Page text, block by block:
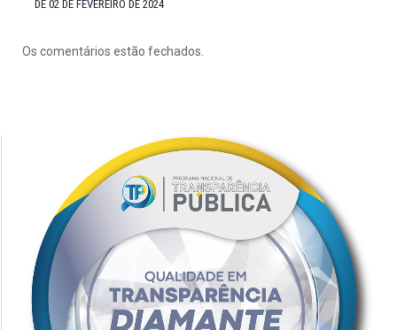
DE 02 DE FEVEREIRO DE 2024
Os comentários estão fechados.